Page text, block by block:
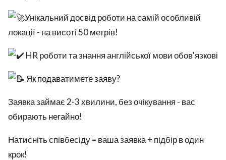
Унікальний досвід роботи на самій особливій
локації - на висоті 50 метрів!
HR роботи та знання англійської мови обов'язкові
Як подаватимете заяву?
Заявка займає 2-3 хвилини, без очікування - вас
обирають негайно!
Натисніть співбесіду = ваша заявка + підбір в один
крок!